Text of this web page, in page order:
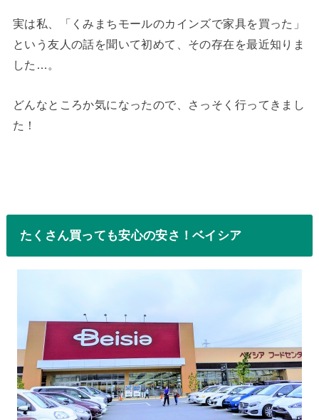
実は私、「くみまちモールのカインズで家具を買った」
という友人の話を聞いて初めて、その存在を最近知りま
した…。
どんなところか気になったので、さっそく行ってきまし
た！
たくさん買っても安心の安さ！ベイシア